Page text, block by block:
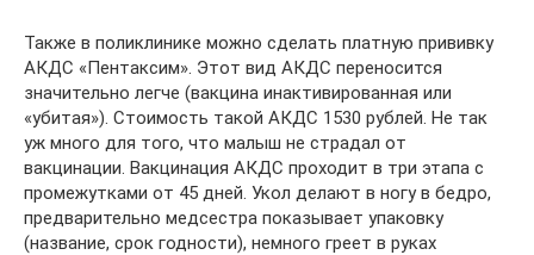
Также в поликлинике можно сделать платную прививку
АКДС «Пентаксим». Этот вид АКДС переносится
значительно легче (вакцина инактивированная или
«убитая»). Стоимость такой АКДС 1530 рублей. Не так
уж много для того, что малыш не страдал от
вакцинации. Вакцинация АКДС проходит в три этапа с
промежутками от 45 дней. Укол делают в ногу в бедро,
предварительно медсестра показывает упаковку
(название, срок годности), немного греет в руках